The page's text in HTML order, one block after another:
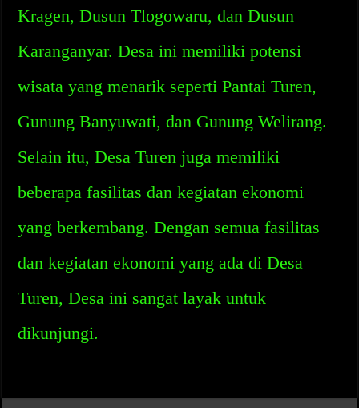
Kragen, Dusun Tlogowaru, dan Dusun
Karanganyar. Desa ini memiliki potensi
wisata yang menarik seperti Pantai Turen,
Gunung Banyuwati, dan Gunung Welirang.
Selain itu, Desa Turen juga memiliki
beberapa fasilitas dan kegiatan ekonomi
yang berkembang. Dengan semua fasilitas
dan kegiatan ekonomi yang ada di Desa
Turen, Desa ini sangat layak untuk
dikunjungi.